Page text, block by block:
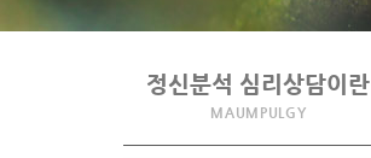
정신분석 심리상담이란
MAUMPULGY